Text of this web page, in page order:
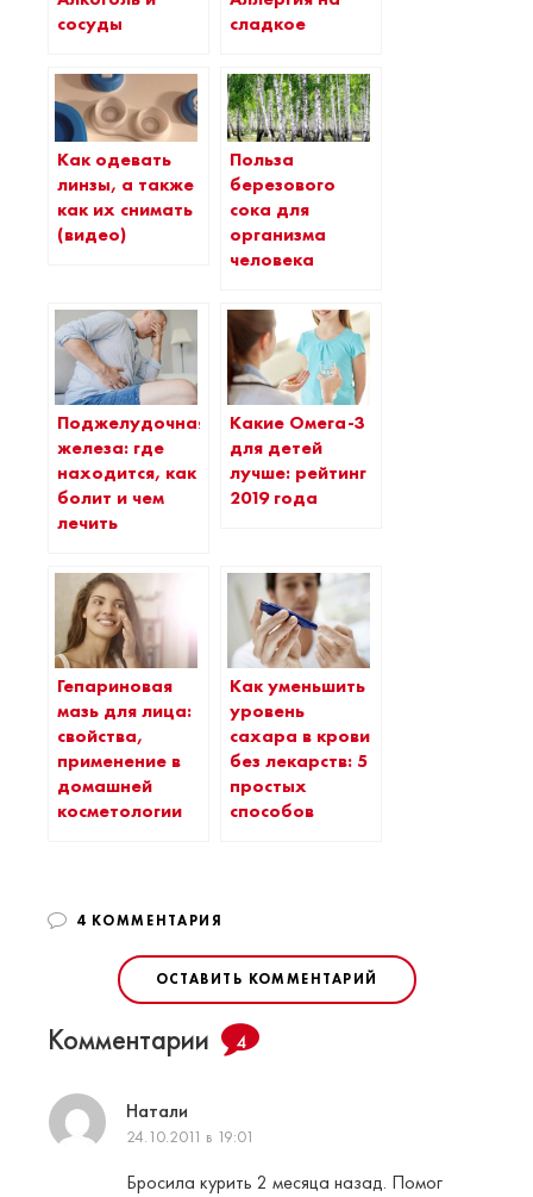
сосуды
сладкое
Как одевать
линзы, а также
как их снимать
(видео)
Польза
березового
сока для
организма
человека
Поджелудочная
железа: где
находится, как
болит и чем
лечить
Какие Омега-3
для детей
лучше: рейтинг
2019 года
Гепариновая
мазь для лица:
свойства,
применение в
домашней
косметологии
Как уменьшить
уровень
сахара в крови
без лекарств: 5
простых
способов
4 КОММЕНТАРИЯ
ОСТАВИТЬ КОММЕНТАРИЙ
Комментарии 4
Натали
24.10.2011 в 19:01
Бросила курить 2 месяца назад. Помог